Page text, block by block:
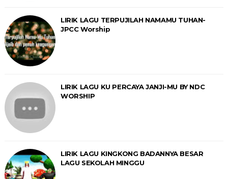
LIRIK LAGU TERPUJILAH NAMAMU TUHAN-
JPCC Worship
LIRIK LAGU KU PERCAYA JANJI-MU BY NDC
WORSHIP
LIRIK LAGU KINGKONG BADANNYA BESAR
LAGU SEKOLAH MINGGU